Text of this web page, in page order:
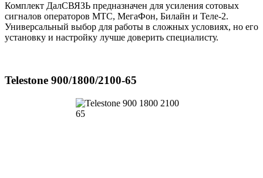
Комплект ДалСВЯЗЬ предназначен для усиления сотовых
сигналов операторов МТС, МегаФон, Билайн и Теле-2.
Универсальный выбор для работы в сложных условиях, но его
установку и настройку лучше доверить специалисту.
Telestone 900/1800/2100-65